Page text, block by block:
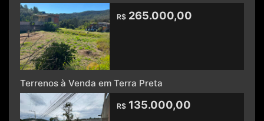
R$ 265.000,00
Terrenos à Venda em Terra Preta
R$ 135.000,00